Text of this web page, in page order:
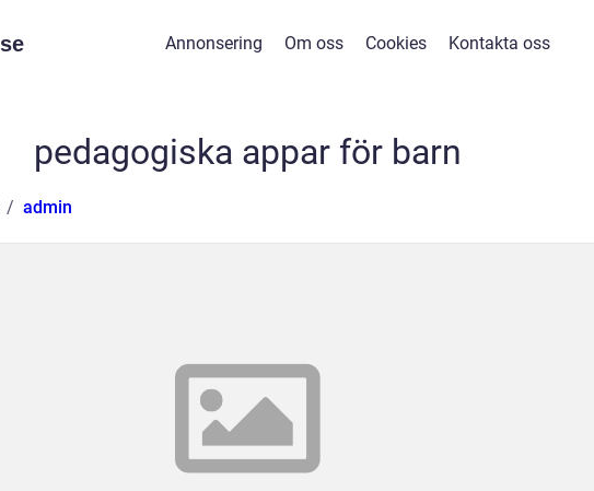
se Annonsering Om oss Cookies Kontakta oss
pedagogiska appar för barn
admin